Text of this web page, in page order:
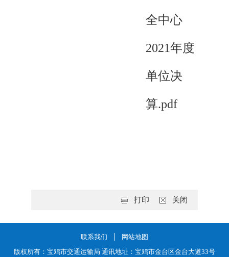
全中心
2021年度
单位决
算.pdf
关闭
打印
联系我们
网站地图
版权所有：宝鸡市交通运输局 通讯地址：宝鸡市金台区金台大道33号